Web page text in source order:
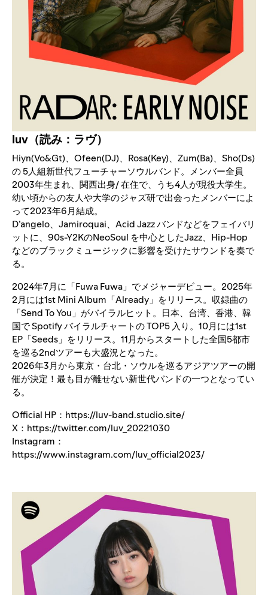
luv（読み：ラヴ）
Hiyn(Vo&Gt)、Ofeen(DJ)、Rosa(Key)、Zum(Ba)、Sho(Ds)
の 5人組新世代フューチャーソウルバンド。メンバー全員
2003年生まれ、関西出身/ 在住で、うち4人が現役大学生。
幼い頃からの友人や大学のジャズ研で出会ったメンバーによ
って2023年6月結成。
D’angelo、Jamiroquai、Acid Jazz バンドなどをフェイバリ
ットに、90s-Y2KのNeoSoul を中心としたJazz、Hip-Hop
などのブラックミュージックに影響を受けたサウンドを奏で
る。
2024年7月に「Fuwa Fuwa」でメジャーデビュー。2025年
2月には1st Mini Album「Already」をリリース。収録曲の
「Send To You」がバイラルヒット。日本、台湾、香港、韓
国で Spotify バイラルチャートの TOP5 入り。10月には1st
EP「Seeds」をリリース。11月からスタートした全国5都市
を巡る2ndツアーも大盛況となった。
2026年3月から東京・台北・ソウルを巡るアジアツアーの開
催が決定！最も目が離せない新世代バンドの一つとなってい
る。
Official HP： https://luv-band.studio.site/
X： https://twitter.com/luv_20221030
Instagram：
https://www.instagram.com/luv_official2023/